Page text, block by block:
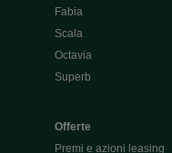
Fabia
Scala
Octavia
Superb
Offerte
Premi e azioni leasing